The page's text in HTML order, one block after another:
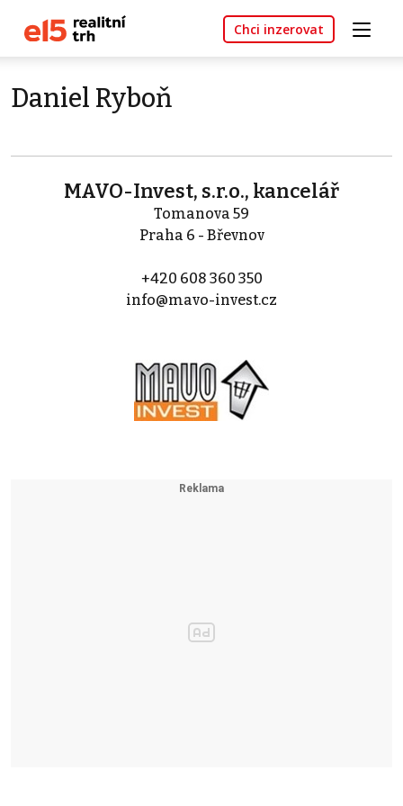
Chci inzerovat
Daniel Ryboň
MAVO-Invest, s.r.o., kancelář
Tomanova 59
Praha 6 - Břevnov
+420 608 360 350
info@mavo-invest.cz